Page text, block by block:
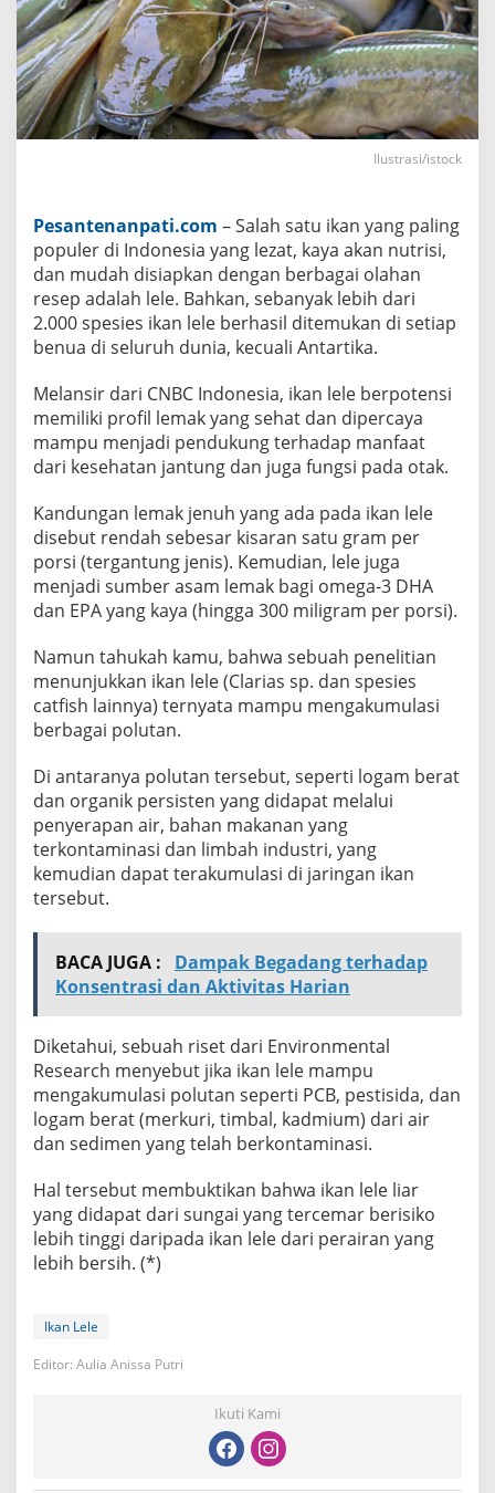
L
e
l
e
T
e
r
n
y
e
r
a
p
R
a
c
u
n
a
a
m
i
Ilustrasi/istock
Pesantenanpati.com – Salah satu ikan yang paling
populer di Indonesia yang lezat, kaya akan nutrisi,
dan mudah disiapkan dengan berbagai olahan
resep adalah lele. Bahkan, sebanyak lebih dari
2.000 spesies ikan lele berhasil ditemukan di setiap
benua di seluruh dunia, kecuali Antartika.
Melansir dari CNBC Indonesia, ikan lele berpotensi
memiliki profil lemak yang sehat dan dipercaya
mampu menjadi pendukung terhadap manfaat
dari kesehatan jantung dan juga fungsi pada otak.
Kandungan lemak jenuh yang ada pada ikan lele
disebut rendah sebesar kisaran satu gram per
porsi (tergantung jenis). Kemudian, lele juga
menjadi sumber asam lemak bagi omega-3 DHA
dan EPA yang kaya (hingga 300 miligram per porsi).
Namun tahukah kamu, bahwa sebuah penelitian
menunjukkan ikan lele (Clarias sp. dan spesies
catfish lainnya) ternyata mampu mengakumulasi
berbagai polutan.
Di antaranya polutan tersebut, seperti logam berat
dan organik persisten yang didapat melalui
penyerapan air, bahan makanan yang
terkontaminasi dan limbah industri, yang
kemudian dapat terakumulasi di jaringan ikan
tersebut.
BACA JUGA :
Dampak Begadang terhadap
Konsentrasi dan Aktivitas Harian
Diketahui, sebuah riset dari Environmental
Research menyebut jika ikan lele mampu
mengakumulasi polutan seperti PCB, pestisida, dan
logam berat (merkuri, timbal, kadmium) dari air
dan sedimen yang telah berkontaminasi.
Hal tersebut membuktikan bahwa ikan lele liar
yang didapat dari sungai yang tercemar berisiko
lebih tinggi daripada ikan lele dari perairan yang
lebih bersih. (*)
Ikan Lele
Editor: Aulia Anissa Putri
Ikuti Kami